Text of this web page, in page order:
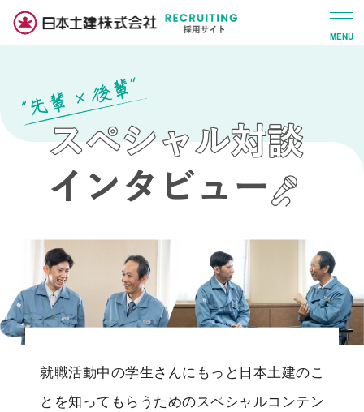
就職活動中の学生さんにもっと日本土建のこ
とを知ってもらうためのスペシャルコンテン